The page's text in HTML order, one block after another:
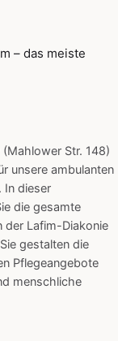
– das meiste
Str. 148)
unsere ambulanten
In dieser
die gesamte
der Lafim-Diakonie
gestalten die
Pflegeangebote
menschliche